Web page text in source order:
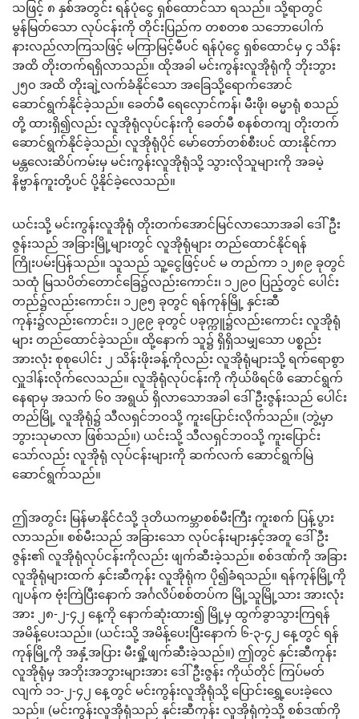
သဖြင့် ၈ နှစ်အတွင်း ရန်ပုံငွေ ရှစ်ထောင်သာ ရသည်။ သို့ရာတွင်
မွန်မြတ်သော လုပ်ငန်းကို တိုင်းပြည်က တစတစ သဘောပေါက်
နားလည်လာကြသဖြင့် မကြာမြင့်မီပင် ရန်ပုံငွေ ရှစ်ထောင်မှ ၄ သိန်း
အထိ တိုးတက်ရရှိလာသည်။ ထိုအခါ မင်းကွန်းလူအိုရုံကို ဘိုးဘွား
၂၅၀ အထိ တိုးချဲ့လက်ခံနိုင်သော အခြေသို့ရောက်အောင်
ဆောင်ရွက်နိုင်ခဲ့သည်။ ခေတ်မီ ရေလှောင်ကန်၊ မီးဖို၊ ဓမ္မာရုံ စသည်
တို့ ထားရှိ၍လည်း လူအိုရုံလုပ်ငန်းကို ခေတ်မီ စနစ်တကျ တိုးတက်
ဆောင်ရွက်နိုင်ခဲ့သည်၊ လူအိုရုံပိုင် မော်တော်တစ်စီးပင် ထားနိုင်ကာ
မန္တလေးဆိပ်ကမ်းမှ မင်းကွန်းလူအိုရုံသို့ သွားလိုသူများကို အခမဲ့
နိဗ္ဗာန်ကူးတို့ပင် ပို့နိုင်ခဲ့လေသည်။
ယင်းသို့ မင်းကွန်းလူအိုရုံ တိုးတက်အောင်မြင်လာသောအခါ ဒေါ်ဦး
ဇွန်းသည် အခြားမြို့များတွင် လူအိုရုံများ တည်ထောင်နိုင်ရန်
ကြိုးပမ်းပြန်သည်။ သူသည် သူ့ငွေဖြင့်ပင် မ တည်ကာ ၁၂၈၉ ခုတွင်
သထုံ မြသပိတ်တောင်ခြေ၌လည်းကောင်း၊ ၁၂၉၀ ပြည့်တွင် ပေါင်း
တည်၌လည်းကောင်း၊ ၁၂၉၅ ခုတွင် ရန်ကုန်မြို့ နှင်းဆီ
ကုန်း၌လည်းကောင်း၊ ၁၂၉၉ ခုတွင် ပခုက္ကူ၌လည်းကောင်း လူအိုရုံ
များ တည်ထောင်ခဲ့သည်။ ထို့နောက် သူ၌ ရှိရှိသမျှသော ပစ္စည်း
အားလုံး စုစုပေါင်း ၂ သိန်းဖိုးခန့်ကိုလည်း လူအိုရုံများသို့ ရက်ရောစွာ
လှူဒါန်းလိုက်လေသည်။ လူအိုရုံလုပ်ငန်းကို ကိုယ်ဖိရင်ဖိ ဆောင်ရွက်
နေရာမှ အသက် ၆၀ အရွယ် ရှိလာသောအခါ ဒေါ်ဦးဇွန်းသည် ပေါင်း
တည်မြို့ လူအိုရုံ၌ သီလရှင်ဘဝသို့ ကူးပြောင်းလိုက်သည်။ (ဘွဲ့မှာ
ဘွားသုမာလာ ဖြစ်သည်။) ယင်းသို့ သီလရှင်ဘဝသို့ ကူးပြောင်း
သော်လည်း လူအိုရုံ လုပ်ငန်းများကို ဆက်လက် ဆောင်ရွက်မြဲ
ဆောင်ရွက်သည်။
ဤအတွင်း မြန်မာနိုင်ငံသို့ ဒုတိယကမ္ဘာစစ်မီးကြီး ကူးစက် ပြန့်ပွား
လာသည်။ စစ်မီးသည် အခြားသော လုပ်ငန်းများနှင့်အတူ ဒေါ်ဦး
ဇွန်း၏ လူအိုရုံလုပ်ငန်းကိုလည်း ဖျက်ဆီးခဲ့သည်။ စစ်ဒဏ်ကို အခြား
လူအိုရုံများထက် နှင်းဆီကုန်း လူအိုရုံက ပို၍ခံရသည်။ ရန်ကုန်မြို့ကို
ဂျပန်က ဗုံးကြဲပြီးနောက် အင်္ဂလိပ်စစ်တပ်က မြို့သူမြို့သား အားလုံး
အား ၂၈-၂-၄၂ နေ့ကို နောက်ဆုံးထား၍ မြို့မှ ထွက်ခွာသွားကြရန်
အမိန့်ပေးသည်။ (ယင်းသို့ အမိန့်ပေးပြီးနောက် ၆-၃-၄၂ နေ့တွင် ရန်
ကုန်မြို့ကို အနှံ့အပြား မီးရှို့ဖျက်ဆီးခဲ့သည်။) ဤတွင် နှင်းဆီကုန်း
လူအိုရုံမှ အဘိုးအဘွားများအား ဒေါ်ဦးဇွန်း ကိုယ်တိုင် ကြပ်မတ်
လျက် ၁၁-၂-၄၂ နေ့တွင် မင်းကွန်းလူအိုရုံသို့ ပြောင်းရွှေ့ပေးခဲ့လေ
သည်။ (မင်းကွန်းလူအိုရုံသည် နှင်းဆီကုန်း လူအိုရုံကဲ့သို့ စစ်ဒဏ်ကို